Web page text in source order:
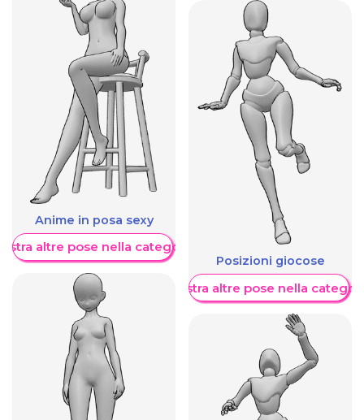
Anime in posa sexy
altre pose nella categoria
Posizioni giocose
Mostra altre pose nella